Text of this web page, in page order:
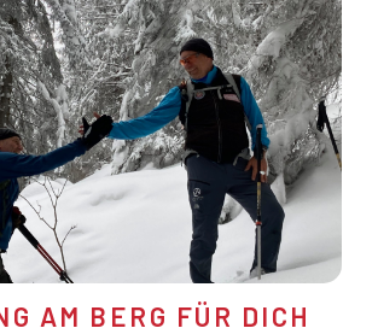
AM BERG FÜR DICH